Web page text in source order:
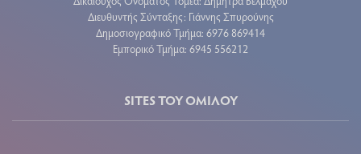
Διευθυντής Σύνταξης: Γιάννης Σπυρούνης
Δημοσιογραφικό Τμήμα: 6976 869414
Εμπορικό Τμήμα: 6945 556212
SITES ΤΟΥ ΟΜΙΛΟΥ